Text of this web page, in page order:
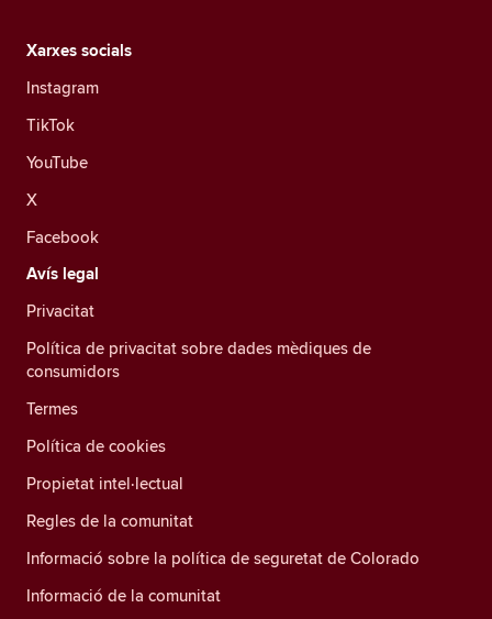
Xarxes socials
Instagram
TikTok
YouTube
X
Facebook
Avís legal
Privacitat
Política de privacitat sobre dades mèdiques de
consumidors
Termes
Política de cookies
Propietat intel·lectual
Regles de la comunitat
Informació sobre la política de seguretat de Colorado
Informació de la comunitat